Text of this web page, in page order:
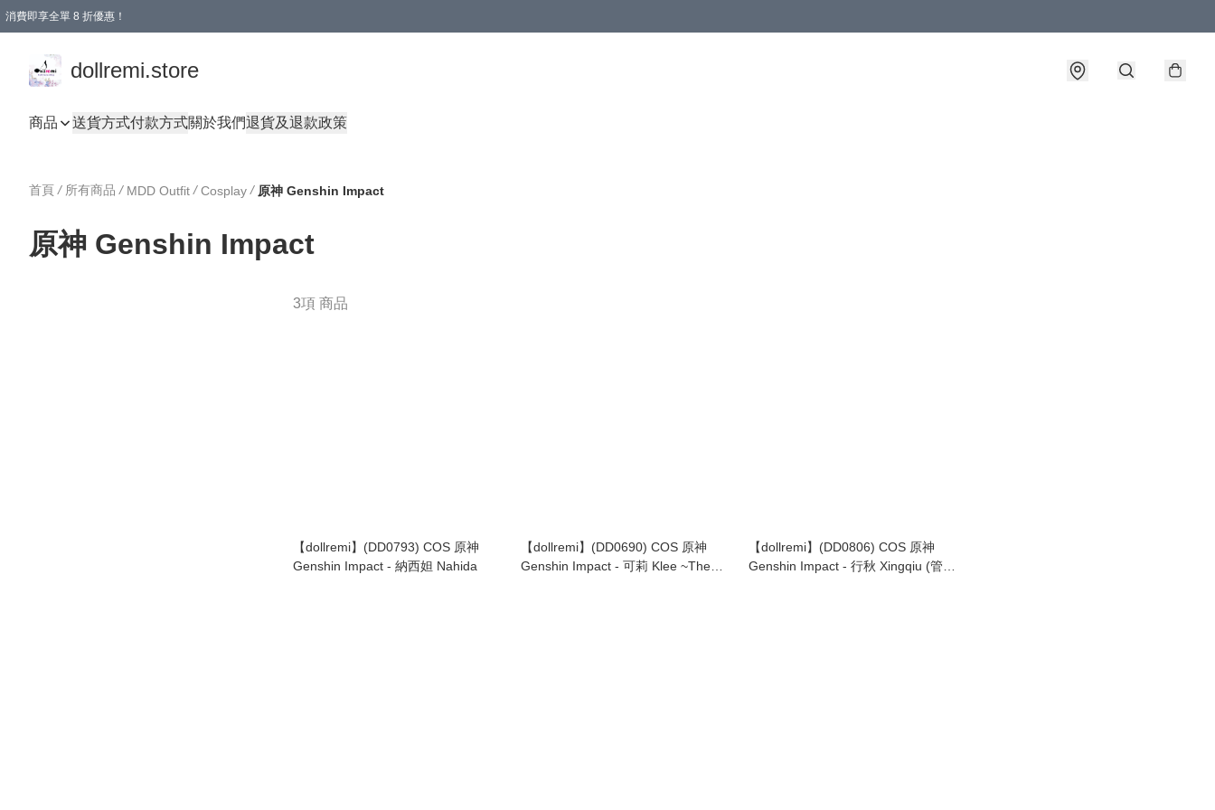
消費即享全單 8 折優惠！
dollremi.store
商品 送貨方式付款方式關於我們退貨及退款政策
首頁 / 所有商品 / MDD Outfit / Cosplay / 原神 Genshin Impact
原神 Genshin Impact
3項 商品
【dollremi】(DD0793) COS 原神
Genshin Impact - 納西妲 Nahida
【dollremi】(DD0690) COS 原神
Genshin Impact - 可莉 Klee ~The
【dollremi】(DD0806) COS 原神
Genshin Impact - 行秋 Xingqiu (管家